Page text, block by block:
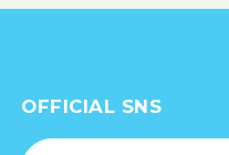
OFFICIAL SNS